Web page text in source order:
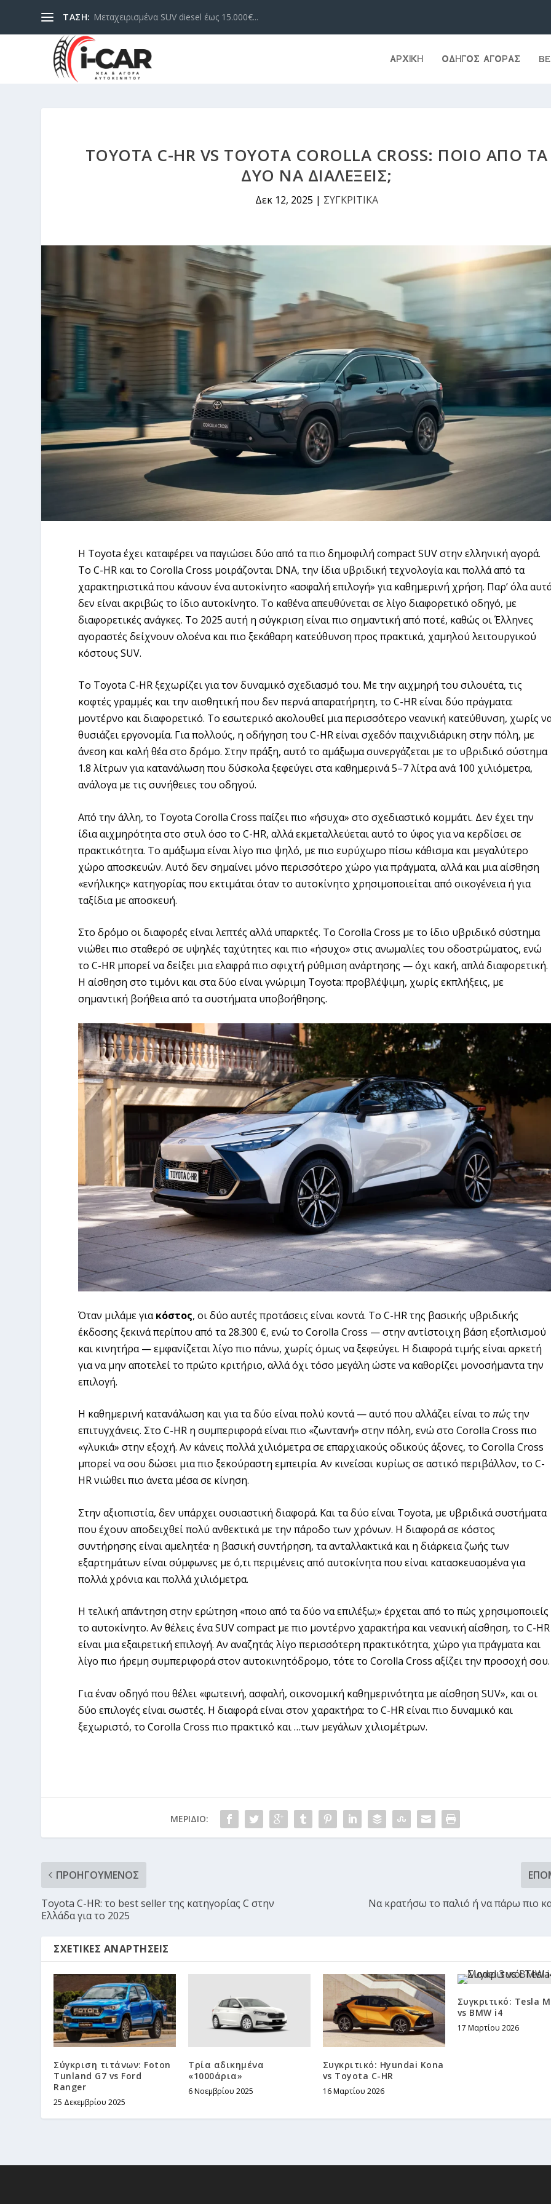
ΤΑΣΗ: Μεταχειρισμένα SUV diesel έως 15.000€...
ΑΡΧΙΚΉ ΟΔΗΓΟΣ ΑΓΟΡΑΣ
TOYOTA C-HR VS TOYOTA COROLLA CROSS: ΠΟΙΟ ΑΠΌ ΤΑ
ΔΎΟ ΝΑ ΔΙΑΛΈΞΕΙΣ;
Δεκ 12, 2025 | ΣΥΓΚΡΙΤΙΚΑ
Η Toyota έχει καταφέρει να παγιώσει δύο από τα πιο δημοφιλή compact SUV στην ελληνική αγορά.
Το C-HR και το Corolla Cross μοιράζονται DNA, την ίδια υβριδική τεχνολογία και πολλά από τα
χαρακτηριστικά που κάνουν ένα αυτοκίνητο «ασφαλή επιλογή» για καθημερινή χρήση. Παρ’ όλα
δεν είναι ακριβώς το ίδιο αυτοκίνητο. Το καθένα απευθύνεται σε λίγο διαφορετικό οδηγό, με
διαφορετικές ανάγκες. Το 2025 αυτή η σύγκριση είναι πιο σημαντική από ποτέ, καθώς οι Έλληνες
αγοραστές δείχνουν ολοένα και πιο ξεκάθαρη κατεύθυνση προς πρακτικά, χαμηλού λειτουργικού
κόστους SUV.
Το Toyota C-HR ξεχωρίζει για τον δυναμικό σχεδιασμό του. Με την αιχμηρή του σιλουέτα, τις
κοφτές γραμμές και την αισθητική που δεν περνά απαρατήρητη, το C-HR είναι δύο πράγματα:
μοντέρνο και διαφορετικό. Το εσωτερικό ακολουθεί μια περισσότερο νεανική κατεύθυνση, χωρίς
θυσιάζει εργονομία. Για πολλούς, η οδήγηση του C-HR είναι σχεδόν παιχνιδιάρικη στην πόλη, με
άνεση και καλή θέα στο δρόμο. Στην πράξη, αυτό το αμάξωμα συνεργάζεται με το υβριδικό σύστημα
1.8 λίτρων για κατανάλωση που δύσκολα ξεφεύγει στα καθημερινά 5–7 λίτρα ανά 100 χιλιόμετρα,
ανάλογα με τις συνήθειες του οδηγού.
Από την άλλη, το Toyota Corolla Cross παίζει πιο «ήσυχα» στο σχεδιαστικό κομμάτι. Δεν έχει την
ίδια αιχμηρότητα στο στυλ όσο το C-HR, αλλά εκμεταλλεύεται αυτό το ύφος για να κερδίσει σε
πρακτικότητα. Το αμάξωμα είναι λίγο πιο ψηλό, με πιο ευρύχωρο πίσω κάθισμα και μεγαλύτερο
χώρο αποσκευών. Αυτό δεν σημαίνει μόνο περισσότερο χώρο για πράγματα, αλλά και μια αίσθηση
«ενήλικης» κατηγορίας που εκτιμάται όταν το αυτοκίνητο χρησιμοποιείται από οικογένεια ή για
ταξίδια με αποσκευή.
Στο δρόμο οι διαφορές είναι λεπτές αλλά υπαρκτές. Το Corolla Cross με το ίδιο υβριδικό σύστημα
νιώθει πιο σταθερό σε υψηλές ταχύτητες και πιο «ήσυχο» στις ανωμαλίες του οδοστρώματος, ενώ
το C-HR μπορεί να δείξει μια ελαφρά πιο σφιχτή ρύθμιση ανάρτησης — όχι κακή, απλά διαφορετική.
Η αίσθηση στο τιμόνι και στα δύο είναι γνώριμη Toyota: προβλέψιμη, χωρίς εκπλήξεις, με
σημαντική βοήθεια από τα συστήματα υποβοήθησης.
Όταν μιλάμε γιακόστος, οι δύο αυτές προτάσεις είναι κοντά. Το C-HR της βασικής υβριδικής
έκδοσης ξεκινά περίπου από τα 28.300 €, ενώ το Corolla Cross — στην αντίστοιχη βάση εξοπλισμού
και κινητήρα — εμφανίζεται λίγο πιο πάνω, χωρίς όμως να ξεφεύγει. Η διαφορά τιμής είναι αρκετή
για να μην αποτελεί το πρώτο κριτήριο, αλλά όχι τόσο μεγάλη ώστε να καθορίζει μονοσήμαντα την
επιλογή.
Η καθημερινή κατανάλωση και για τα δύο είναι πολύ κοντά — αυτό που αλλάζει είναι τοπώςτην
επιτυγχάνεις. Στο C-HR η συμπεριφορά είναι πιο «ζωντανή» στην πόλη, ενώ στο Corolla Cross πιο
«γλυκιά» στην εξοχή. Αν κάνεις πολλά χιλιόμετρα σε επαρχιακούς οδικούς άξονες, το Corolla Cross
μπορεί να σου δώσει μια πιο ξεκούραστη εμπειρία. Αν κινείσαι κυρίως σε αστικό περιβάλλον, το C-
HR νιώθει πιο άνετα μέσα σε κίνηση.
Στην αξιοπιστία, δεν υπάρχει ουσιαστική διαφορά. Και τα δύο είναι Toyota, με υβριδικά συστήματα
που έχουν αποδειχθεί πολύ ανθεκτικά με την πάροδο των χρόνων. Η διαφορά σε κόστος
συντήρησης είναι αμελητέα· η βασική συντήρηση, τα ανταλλακτικά και η διάρκεια ζωής των
εξαρτημάτων είναι σύμφωνες με ό,τι περιμένεις από αυτοκίνητα που είναι κατασκευασμένα για
πολλά χρόνια και πολλά χιλιόμετρα.
Η τελική απάντηση στην ερώτηση «ποιο από τα δύο να επιλέξω;» έρχεται από το πώς χρησιμοποιείς
το αυτοκίνητο. Αν θέλεις ένα SUV compact με πιο μοντέρνο χαρακτήρα και νεανική αίσθηση, το C-HR
είναι μια εξαιρετική επιλογή. Αν αναζητάς λίγο περισσότερη πρακτικότητα, χώρο για πράγματα και
λίγο πιο ήρεμη συμπεριφορά στον αυτοκινητόδρομο, τότε το Corolla Cross αξίζει την προσοχή σου.
Για έναν οδηγό που θέλει «φωτεινή, ασφαλή, οικονομική καθημερινότητα με αίσθηση SUV», και οι
δύο επιλογές είναι σωστές. Η διαφορά είναι στον χαρακτήρα: το C-HR είναι πιο δυναμικό και
ξεχωριστό, το Corolla Cross πιο πρακτικό και …των μεγάλων χιλιομέτρων.
ΜΕΡΊΔΙΟ:
ΠΡΟΗΓΟΎΜΕΝΟΣ
Toyota C-HR: το best seller της κατηγορίας C στην
Ελλάδα για το 2025
Να κρατήσω το παλιό ή να πάρω πιο
ΣΧΕΤΙΚΈΣ ΑΝΑΡΤΉΣΕΙΣ
Σύγκριση τιτάνων: Foton
Tunland G7 vs Ford
Ranger
25 Δεκεμβρίου 2025
Τρία αδικημένα
«1000άρια»
6 Νοεμβρίου 2025
Συγκριτικό: Hyundai Kona
vs Toyota C-HR
16 Μαρτίου 2026
Συγκριτικό: Tesla
vs BMW i4
17 Μαρτίου 2026